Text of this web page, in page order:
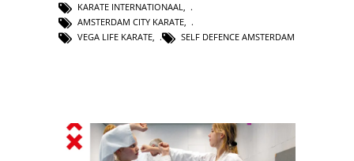
KARATE INTERNATIONAAL,
AMSTERDAM CITY KARATE,
VEGA LIFE KARATE, SELF DEFENCE AMSTERDAM